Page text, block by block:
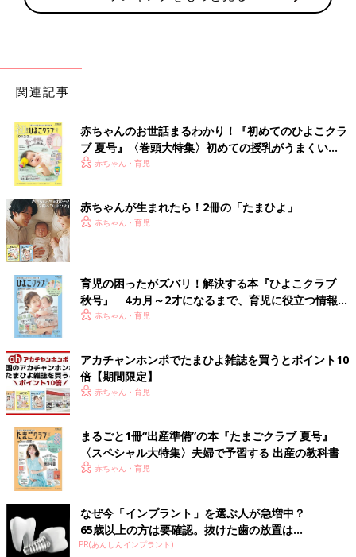
関連記事
赤ちゃんのお世話まるわかり！『初めてのひよこクラ
ブ 夏号』〈巻頭大特集〉初めての授乳がうまくい
く！ おっぱい・ミルクの基本と夏のトラブル 解決テ
赤ちゃん・育児
赤ちゃんが生まれたら！2冊の「たまひよ」
赤ちゃん・育児
育児の困ったがズバリ！解決する本『ひよこクラブ
秋号』 4カ月～2才になるまで、育児に役立つ情報が
いっぱい！
赤ちゃん・育児
アカチャンホンポでたまひよ雑誌を買うとポイント10
倍【期間限定】
赤ちゃん・育児
まるごと1冊“出産準備”の本『たまごクラブ 夏号』
〈スペシャル大特集〉夫婦で予習する 出産の教科書
赤ちゃん・育児
なぜ今「インプラント」を選ぶ人が急増中？
65歳以上の方は要確認。抜けた歯の放置は...
PR(あんしんインプラント)